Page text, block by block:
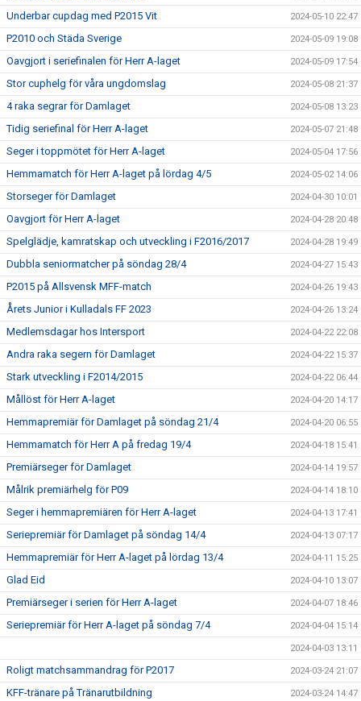
Underbar cupdag med P2015 Vit 2024-05-10 22:47
P2010 och Städa Sverige 2024-05-09 19:08
Oavgjort i seriefinalen för Herr A-laget 2024-05-09 17:54
Stor cuphelg för våra ungdomslag 2024-05-08 21:37
4 raka segrar för Damlaget 2024-05-08 13:23
Tidig seriefinal för Herr A-laget 2024-05-07 21:48
Seger i toppmötet för Herr A-laget 2024-05-04 17:56
Hemmamatch för Herr A-laget på lördag 4/5 2024-05-02 14:06
Storseger för Damlaget 2024-04-30 10:01
Oavgjort för Herr A-laget 2024-04-28 20:48
Spelglädje, kamratskap och utveckling i F2016/2017 2024-04-28 19:49
Dubbla seniormatcher på söndag 28/4 2024-04-27 15:43
P2015 på Allsvensk MFF-match 2024-04-26 19:43
Årets Junior i Kulladals FF 2023 2024-04-26 13:24
Medlemsdagar hos Intersport 2024-04-22 22:08
Andra raka segern för Damlaget 2024-04-22 15:37
Stark utveckling i F2014/2015 2024-04-22 06:44
Mållöst för Herr A-laget 2024-04-20 14:17
Hemmapremiär för Damlaget på söndag 21/4 2024-04-20 06:55
Hemmamatch för Herr A på fredag 19/4 2024-04-18 15:41
Premiärseger för Damlaget 2024-04-14 19:57
Målrik premiärhelg för P09 2024-04-14 18:10
Seger i hemmapremiären för Herr A-laget 2024-04-13 17:41
Seriepremiär för Damlaget på söndag 14/4 2024-04-13 07:17
Hemmapremiär för Herr A-laget på lördag 13/4 2024-04-11 15:25
Glad Eid 2024-04-10 13:07
Premiärseger i serien för Herr A-laget 2024-04-07 18:46
Seriepremiär för Herr A-laget på söndag 7/4 2024-04-04 15:14
2024-04-03 13:11
Roligt matchsammandrag för P2017 2024-03-24 21:07
KFF-tränare på Tränarutbildning 2024-03-24 14:47